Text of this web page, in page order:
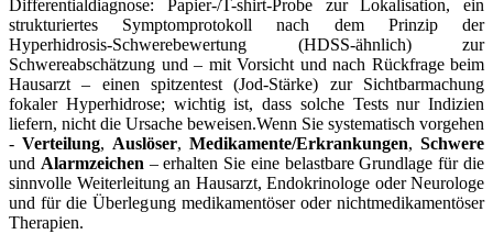
Differentialdiagnose: Papier-/T-shirt‑Probe ⁢zur‍ Lokalisation, ein
strukturiertes Symptomprotokoll nach dem Prinzip der
Hyperhidrosis‑Schwerebewertung (HDSS‑ähnlich) zur
Schwereabschätzung ⁣und – mit Vorsicht und nach Rückfrage beim
Hausarzt​ – ‍einen ‌spitzentest⁢ (Jod‑Stärke) zur ​Sichtbarmachung
fokaler Hyperhidrose;‌ wichtig ist, dass solche ⁤Tests ‍nur⁢ Indizien
liefern, nicht die Ursache beweisen.Wenn Sie systematisch vorgehen
-⁢ Verteilung, Auslöser, Medikamente/Erkrankungen, Schwere
und Alarmzeichen – erhalten ⁣Sie eine ​belastbare Grundlage für die
sinnvolle Weiterleitung an Hausarzt, Endokrinologe oder Neurologe
und für die Überlegung ‍medikamentöser oder nichtmedikamentöser
‍Therapien.